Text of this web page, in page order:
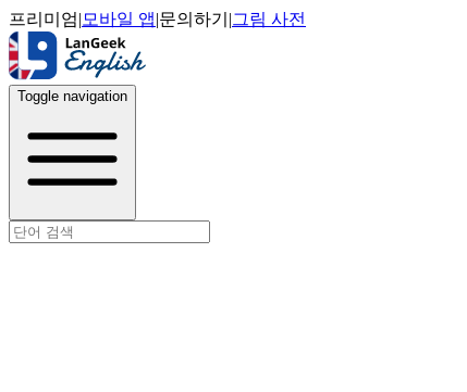
프리미엄| 모바일 앱|문의하기 |그림 사전
Toggle navigation